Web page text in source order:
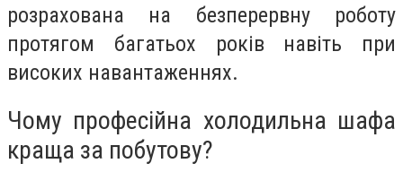
розрахована на безперервну роботу
протягом багатьох років навіть при
високих навантаженнях.
Чому професійна холодильна шафа
краща за побутову?